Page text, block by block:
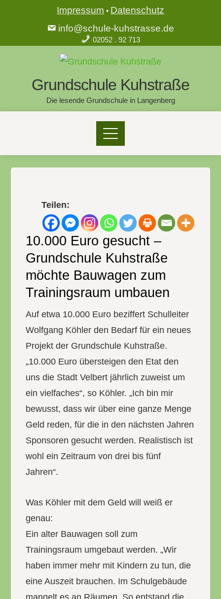
Impressum • Datenschutz
info@schule-kuhstrasse.de
02052 . 92 713
Grundschule Kuhstraße
Die lesende Grundschule in Langenberg
Teilen:
10.000 Euro gesucht –
Grundschule Kuhstraße
möchte Bauwagen zum
Trainingsraum umbauen
Auf etwa 10.000 Euro beziffert Schulleiter
Wolfgang Köhler den Bedarf für ein neues
Projekt der Grundschule Kuhstraße.
„10.000 Euro übersteigen den Etat den
uns die Stadt Velbert jährlich zuweist um
ein vielfaches“, so Köhler. „Ich bin mir
bewusst, dass wir über eine ganze Menge
Geld reden, für die in den nächsten Jahren
Sponsoren gesucht werden. Realistisch ist
wohl ein Zeitraum von drei bis fünf
Jahren“.
Was Köhler mit dem Geld will weiß er
genau:
Ein alter Bauwagen soll zum
Trainingsraum umgebaut werden. „Wir
haben immer mehr mit Kindern zu tun, die
eine Auszeit brauchen. Im Schulgebäude